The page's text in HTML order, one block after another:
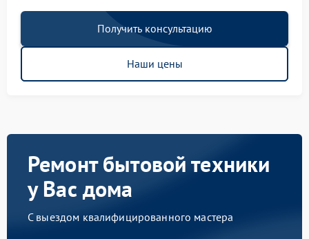
Получить консультацию
Наши цены
Ремонт бытовой техники
у Вас дома
С выездом квалифицированного мастера